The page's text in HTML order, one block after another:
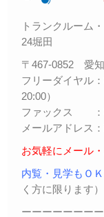
トランクルーム
24堀田
〒467-0852 愛
フリーダイヤル
20:00）
ファックス ：
メールアドレス
お気軽にメール
内覧・見学もＯ
く方に限ります）
ーーーーーーー